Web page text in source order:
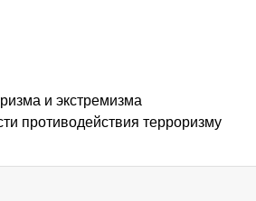
и экстремизма
противодействия терроризму